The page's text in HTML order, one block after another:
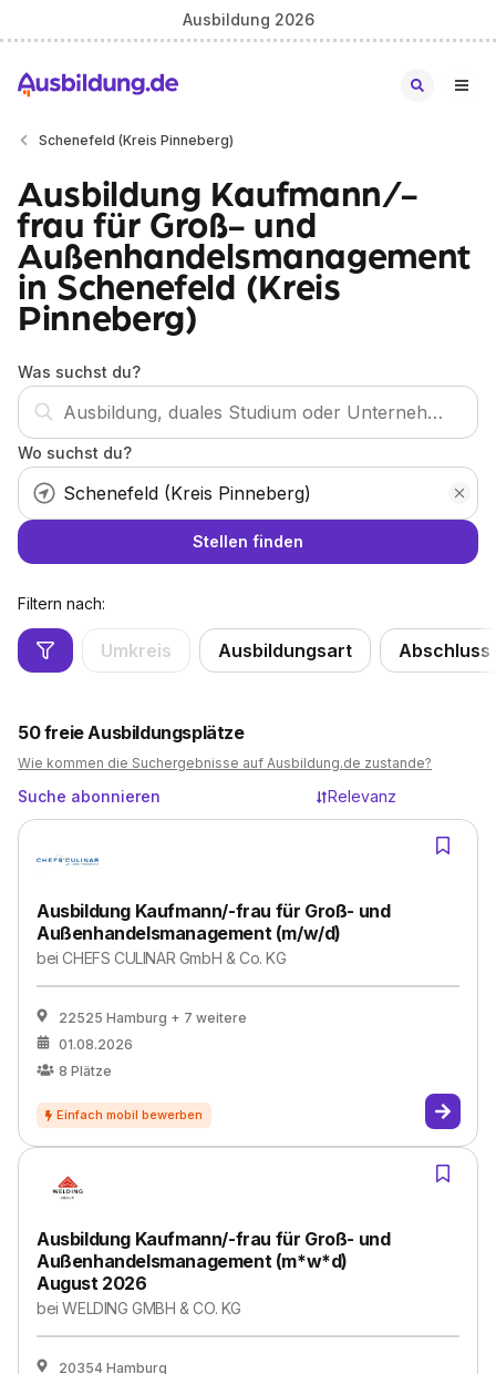
Ausbildung 2026
Schenefeld (Kreis Pinneberg)
Ausbildung Kaufmann/-
frau für Groß- und
Außenhandelsmanagement
in Schenefeld (Kreis
Pinneberg)
Was suchst du?
Wo suchst du?
Stellen finden
Filtern nach:
Umkreis Ausbildungsart Abschluss
50freie Ausbildungsplätze
Wie kommen die Suchergebnisse auf Ausbildung.de zustande?
Suche abonnieren Relevanz
Ausbildung Kaufmann/-frau für Groß- und
Außenhandelsmanagement (m/w/d)
beiCHEFS CULINAR GmbH & Co. KG
22525 Hamburg + 7 weitere
01.08.2026
8 Plätze
Ausbildung Kaufmann/-frau für Groß- und
Außenhandelsmanagement (m*w*d)
August 2026
beiWELDING GMBH & CO. KG
20354 Hamburg